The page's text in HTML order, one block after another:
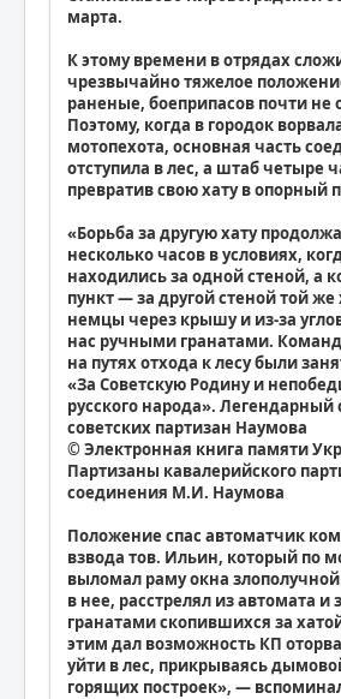
марта.
К этому времени в отрядах
чрезвычайно тяжелое
раненые, боеприпасов почти не
Поэтому, когда в городок
мотопехота, основная часть
отступила в лес, а штаб четыре
превратив свою хату в опорный
«Борьба за другую хату
несколько часов в условиях,
находились за одной стеной, а
пункт — за другой стеной той
немцы через крышу и из-за
нас ручными гранатами.
на путях отхода к лесу были
«За Советскую Родину и
русского народа». Легендарный
советских партизан Наумова
© Электронная книга памяти
Партизаны кавалерийского
соединения М.И. Наумова
Положение спас автоматчик
взвода тов. Ильин, который по
выломал раму окна
в нее, расстрелял из автомата и
гранатами скопившихся за
этим дал возможность КП
уйти в лес, прикрываясь
горящих построек», —